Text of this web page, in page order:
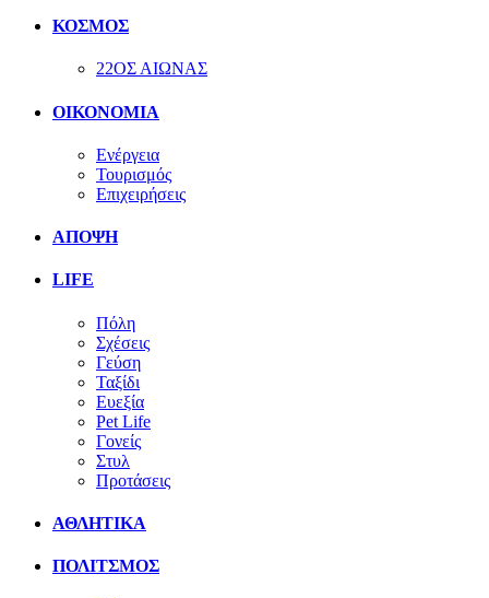
ΚΟΣΜΟΣ
22ΟΣ ΑΙΩΝΑΣ
ΟΙΚΟΝΟΜΙΑ
Ενέργεια
Τουρισμός
Επιχειρήσεις
ΑΠΟΨΗ
LIFE
Πόλη
Σχέσεις
Γεύση
Ταξίδι
Ευεξία
Pet Life
Γονείς
Στυλ
Προτάσεις
ΑΘΛΗΤΙΚΑ
ΠΟΛΙΤΣΜΟΣ